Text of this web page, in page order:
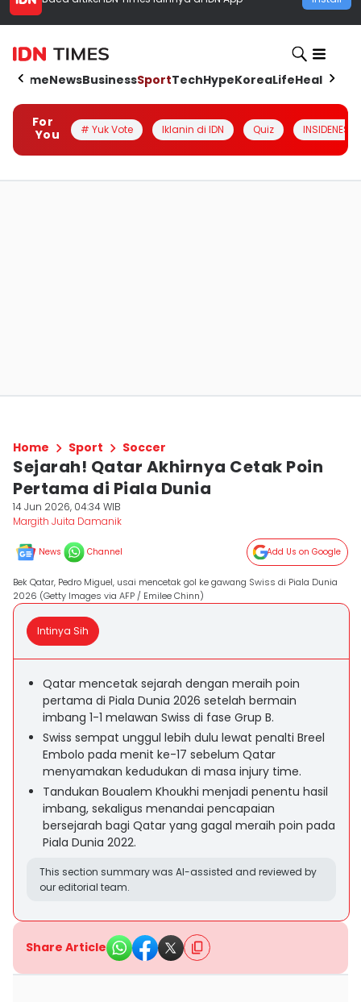
HomeNewsBusinessSportTechHypeKoreaLifeHealth
For
You
# Yuk Vote Iklanin di IDN Quiz INSIDENESIA
Home Sport Soccer
Sejarah! Qatar Akhirnya Cetak Poin
Pertama di Piala Dunia
14 Jun 2026, 04:34 WIB
Margith Juita Damanik
News Channel Add Us on Google
Bek Qatar, Pedro Miguel, usai mencetak gol ke gawang Swiss di Piala Dunia
2026 (Getty Images via AFP / Emilee Chinn)
Intinya Sih
Qatar mencetak sejarah dengan meraih poin
pertama di Piala Dunia 2026 setelah bermain
imbang 1-1 melawan Swiss di fase Grup B.
Swiss sempat unggul lebih dulu lewat penalti Breel
Embolo pada menit ke-17 sebelum Qatar
menyamakan kedudukan di masa injury time.
Tandukan Boualem Khoukhi menjadi penentu hasil
imbang, sekaligus menandai pencapaian
bersejarah bagi Qatar yang gagal meraih poin pada
Piala Dunia 2022.
This section summary was AI-assisted and reviewed by
our editorial team.
Share Article